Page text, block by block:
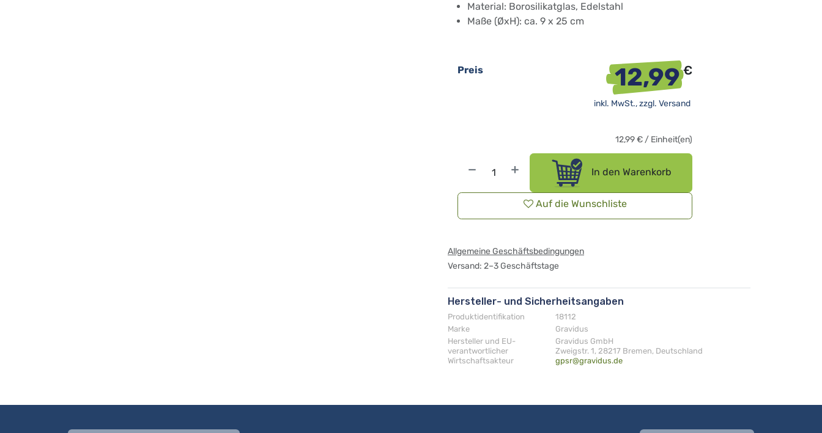
Material: Borosilikatglas, Edelstahl
Maße (ØxH): ca. 9 x 25 cm
In den Warenkorb
Auf die Wunschliste
Preis 12,99€
inkl. MwSt., zzgl. Versand
12,99€/ Einheit(en)
Allgemeine Geschäftsbedingungen
Versand: 2–3 Geschäftstage
Hersteller- und Sicherheitsangaben
Produktidentifikation
18112
Marke
Gravidus
Hersteller und EU-
verantwortlicher
Wirtschaftsakteur
Gravidus GmbH
Zweigstr. 1, 28217 Bremen, Deutschland
gpsr@gravidus.de